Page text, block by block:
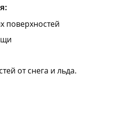
поверхностей
от снега и льда.